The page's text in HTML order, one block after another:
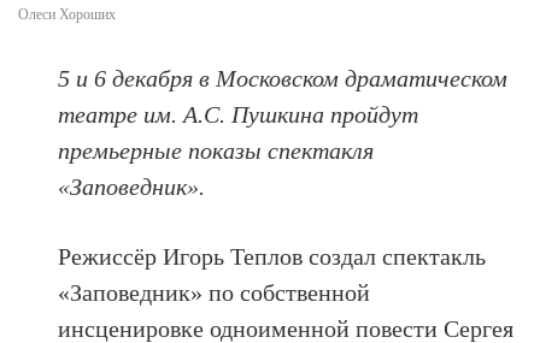
Олеси Хороших
5 и 6 декабря в Московском драматическом
театре им. А.С. Пушкина пройдут
премьерные показы спектакля
«Заповедник».
Режиссёр Игорь Теплов создал спектакль
«Заповедник» по собственной
инсценировке одноименной повести Сергея